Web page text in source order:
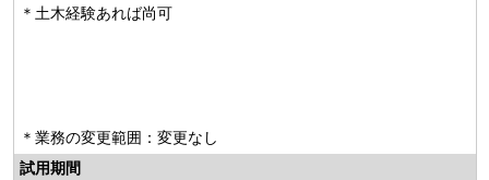
＊土木経験あれば尚可
＊業務の変更範囲：変更なし
試用期間